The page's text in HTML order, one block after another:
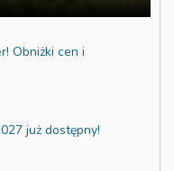
Obniżki cen i
już dostępny!